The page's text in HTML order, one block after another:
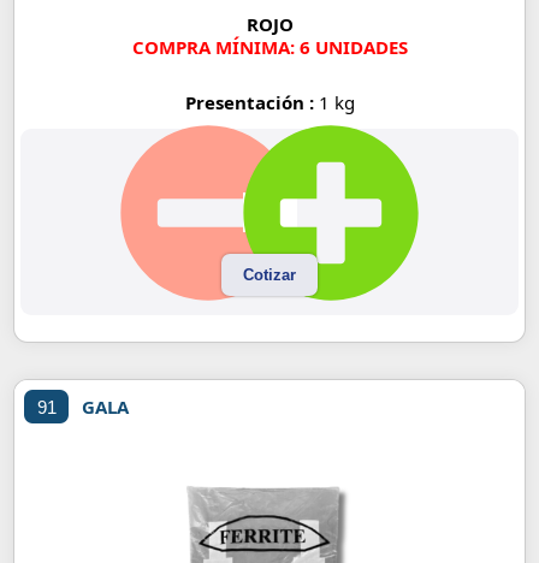
ROJO
COMPRA MÍNIMA: 6 UNIDADES
Presentación : 1 kg
Cotizar
91 GALA